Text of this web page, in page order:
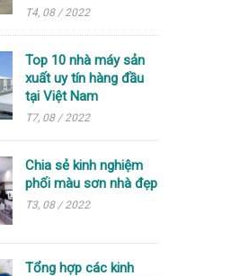
T4, 08 / 2022
Top 10 nhà máy sản
xuất uy tín hàng đầu
tại Việt Nam
T7, 08 / 2022
Chia sẻ kinh nghiệm
phối màu sơn nhà đẹp
T3, 08 / 2022
Tổng hợp các kinh